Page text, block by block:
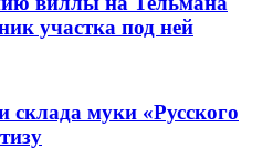
участка под ней
склада муки «Русского